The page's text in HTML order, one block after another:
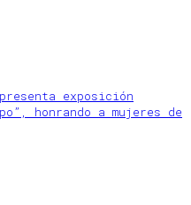
exposición
honrando a mujeres de